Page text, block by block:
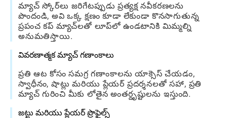
మ్యాచ్ స్కోర్‌లు జరిగేటప్పుడు ప్రత్యక్ష నవీకరణలను
పొందండి, అవి ఒక్క క్షణం కూడా లేకుండా కొనసాగుతున్న
ప్రపంచ కప్ మ్యాచ్‌లతో లూప్‌లో ఉండటానికి మిమ్మల్ని
అనుమతిస్తాయి.
వివరణాత్మక మ్యాచ్ గణాంకాలు
ప్రతి ఆట కోసం సమగ్ర గణాంకాలను యాక్సెస్ చేయడం,
స్వాధీనం, షాట్లు మరియు ప్లేయర్ ప్రదర్శనలతో సహా, ప్రతి
మ్యాచ్ గురించి మీకు లోతైన అంతర్దృష్టులను ఇస్తుంది.
జట్టు మరియు ప్లేయర్ ప్రొఫైల్స్